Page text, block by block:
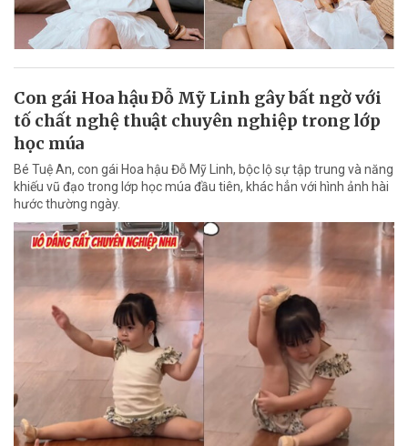
Con gái Hoa hậu Đỗ Mỹ Linh gây bất ngờ với
tố chất nghệ thuật chuyên nghiệp trong lớp
học múa
Bé Tuệ An, con gái Hoa hậu Đỗ Mỹ Linh, bộc lộ sự tập trung và năng
khiếu vũ đạo trong lớp học múa đầu tiên, khác hẳn với hình ảnh hài
hước thường ngày.